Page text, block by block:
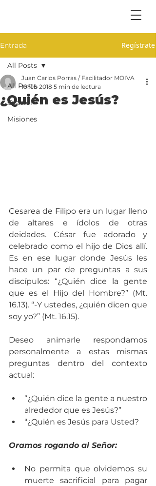
Entrada Regístrate
All Posts
Oración
Misiones
All Posts
¿Quién es Jesús?
Juan Carlos Porras / Facilitador MOIVA
16 feb 2018 5 min de lectura
Cesarea de Filipo era un lugar lleno
de altares e ídolos de otras
deidades. César fue adorado y
celebrado como el hijo de Dios allí.
Es en ese lugar donde Jesús les
hace un par de preguntas a sus
discípulos: “¿Quién dice la gente
que es el Hijo del Hombre?” (Mt.
16.13). “-Y ustedes, ¿quién dicen que
soy yo?” (Mt. 16.15).
Deseo animarle respondamos
personalmente a estas mismas
preguntas dentro del contexto
actual:
“¿Quién dice la gente a nuestro
alrededor que es Jesús?”
“¿Quién es Jesús para Usted?
Oramos rogando al Señor:
No permita que olvidemos su
muerte sacrificial para pagar